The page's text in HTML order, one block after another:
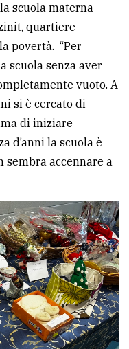
scuola materna
quartiere
povertà. “Per
scuola senza aver
vuoto. A
si è cercato di
di iniziare
d’anni la scuola è
sembra accennare a